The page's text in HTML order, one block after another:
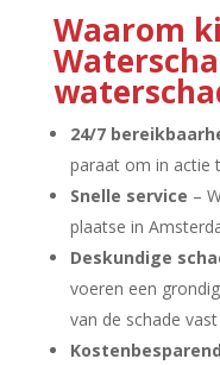
Waarom
24/7
paraat om in actie
Snelle service –
plaatse in
Deskundige
voeren een
van de schade
Kostenbesparend